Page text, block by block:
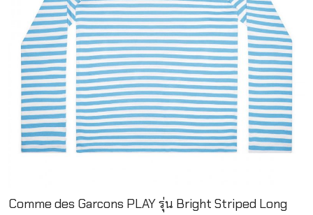
Comme des Garcons PLAY รุ่น Bright Striped Long